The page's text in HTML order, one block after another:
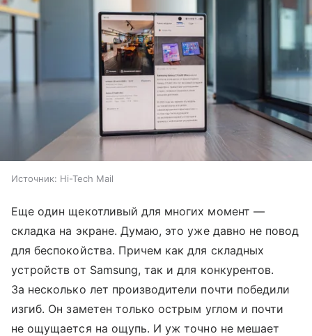
Источник: Hi-Tech Mail
Еще один щекотливый для многих момент —
складка на экране. Думаю, это уже давно не повод
для беспокойства. Причем как для складных
устройств от Samsung, так и для конкурентов.
За несколько лет производители почти победили
изгиб. Он заметен только острым углом и почти
не ощущается на ощупь. И уж точно не мешает